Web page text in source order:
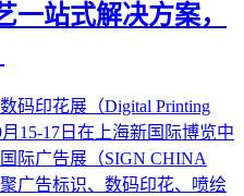
一站式解决方案，
码印花展（Digital Printing
15-17日在上海新国际博览中
际广告展（SIGN CHINA
广告标识、数码印花、喷绘